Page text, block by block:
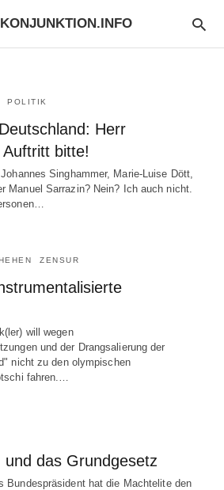
POLITIK
Herr
bitte!
Singhammer, Marie-Luise Dött,
Manuel Sarrazin? Nein? Ich auch nicht.
ZENSUR
will wegen
und der Drangsalierung der
nicht zu den olympischen
fahren.…
das Grundgesetz
Bundespräsident hat die Machtelite den